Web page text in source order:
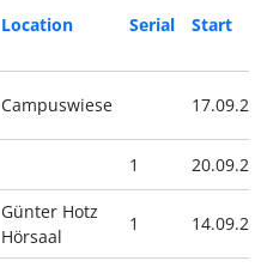
Location Serial Start
Campuswiese 17.09.21
1 20.09.21
Günter Hotz
Hörsaal
1 14.09.21